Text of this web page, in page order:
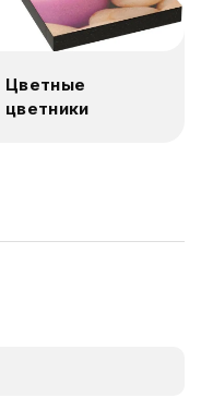
Цветные
цветники